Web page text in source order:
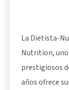
La Dietista-
Nutrition,
prestigiosos
años ofrece